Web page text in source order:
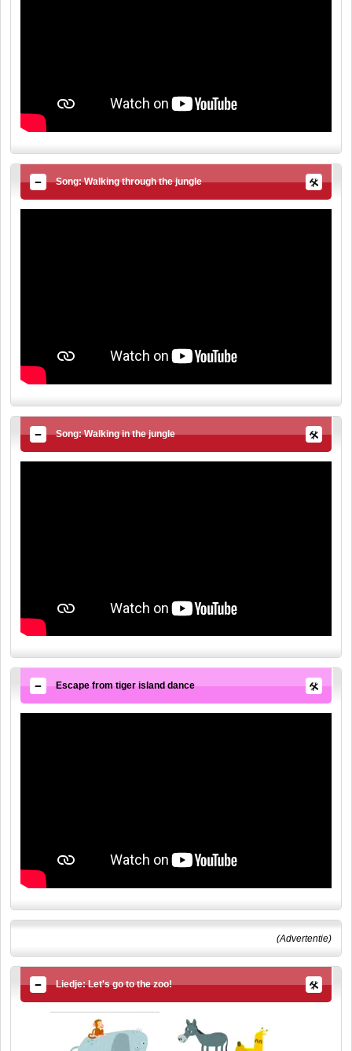
Song: Walking through the jungle
Song: Walking in the jungle
Escape from tiger island dance
(Advertentie)
Liedje: Let's go to the zoo!